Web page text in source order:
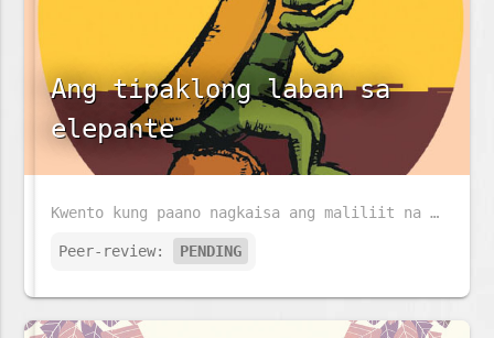
Ang tipaklong laban sa
elepante
Kwento kung paano nagkaisa ang maliliit na tipaklong upang makipaglaban at manalo laban sa isang malaking elepante.
Peer-review: PENDING